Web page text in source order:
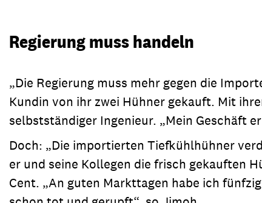
Regierung muss handeln
„Die Regierung muss mehr gegen die
Kundin von ihr zwei Hühner gekauft. Mit
selbstständiger Ingenieur. „Mein Geschäft
Doch: „Die importierten Tiefkühlhühner
er und seine Kollegen die frisch gekauften
Cent. „An guten Markttagen habe ich